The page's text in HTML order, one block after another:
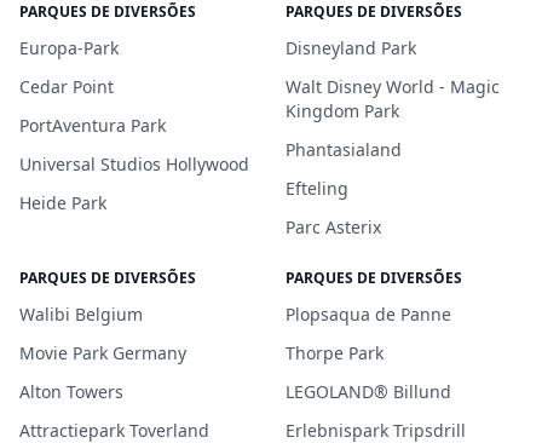
PARQUES DE DIVERSÕES
Europa-Park
Cedar Point
PortAventura Park
Universal Studios Hollywood
Heide Park
PARQUES DE DIVERSÕES
Disneyland Park
Walt Disney World - Magic
Kingdom Park
Phantasialand
Efteling
Parc Asterix
PARQUES DE DIVERSÕES
Walibi Belgium
Movie Park Germany
Alton Towers
Attractiepark Toverland
PARQUES DE DIVERSÕES
Plopsaqua de Panne
Thorpe Park
LEGOLAND® Billund
Erlebnispark Tripsdrill